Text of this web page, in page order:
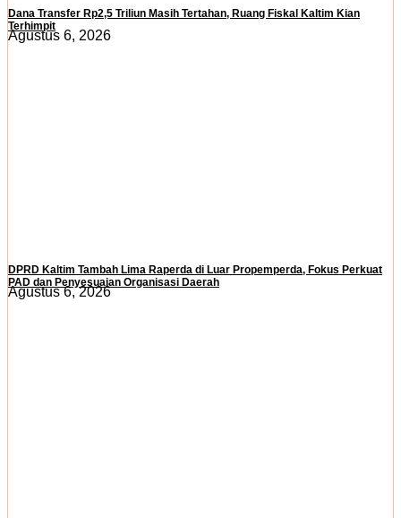
Dana Transfer Rp2,5 Triliun Masih Tertahan, Ruang Fiskal Kaltim Kian
Terhimpit
Agustus 6, 2026
DPRD Kaltim Tambah Lima Raperda di Luar Propemperda, Fokus Perkuat
PAD dan Penyesuaian Organisasi Daerah
Agustus 6, 2026